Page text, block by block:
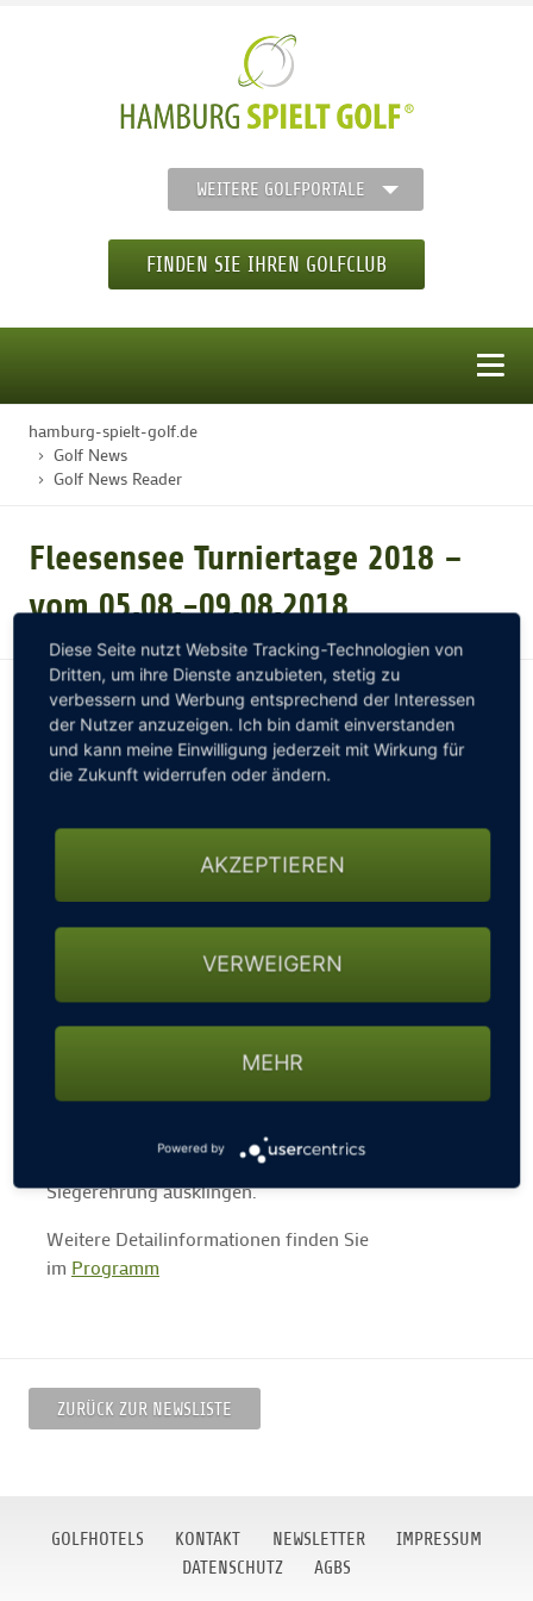
WEITERE GOLFPORTALE
FINDEN SIE IHREN GOLFCLUB
STARTSEITE
GOLFTURNIERE
GOLF CARD
MITGLIEDSCHAFT
GOLF NEWS
GOLFEINSTEIGER
hamburg-spielt-golf.de
Golf News
Golf News Reader
Fleesensee Turniertage 2018 –
vom 05.08.-09.08.2018
Sie haben Lust, Ihr Golf-Können unter Beweis zu
statt. Perfekt um Gleichgesinnte, alte
Bekannte und neue Golf-Freunde zu treffen. Spielen
Sie auf unseren schönsten Plätzen und lassen Sie die
gespielten Turnierrunden beim Dinner und der
Siegerehrung ausklingen.
Weitere Detailinformationen finden Sie
im Programm
ZURÜCK ZUR NEWSLISTE
GOLFHOTELS KONTAKT NEWSLETTER
IMPRESSUM
DATENSCHUTZ
AGBS
Diese Seite nutzt Website Tracking-Technologien von
Dritten, um ihre Dienste anzubieten, stetig zu
verbessern und Werbung entsprechend der Interessen
der Nutzer anzuzeigen. Ich bin damit einverstanden
und kann meine Einwilligung jederzeit mit Wirkung für
die Zukunft widerrufen oder ändern.
AKZEPTIEREN
VERWEIGERN
MEHR
Powered by